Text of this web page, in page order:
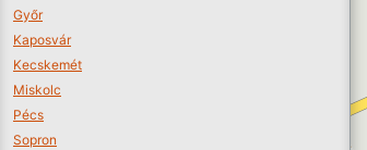
Győr
Kaposvár
Kecskemét
Miskolc
Pécs
Sopron